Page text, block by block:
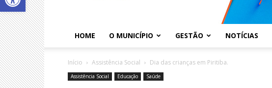
HOME O MUNICÍPIO GESTÃO NOTÍCIAS
Início Assistência Social Dia das crianças em Piritiba.
Assistência Social Educação Saúde